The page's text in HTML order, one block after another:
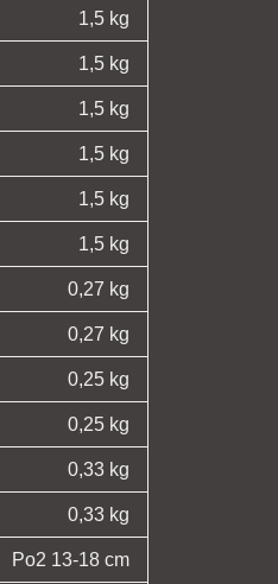
1,5 kg
1,5 kg
1,5 kg
1,5 kg
1,5 kg
1,5 kg
0,27 kg
0,27 kg
0,25 kg
0,25 kg
0,33 kg
0,33 kg
Po2 13-18 cm